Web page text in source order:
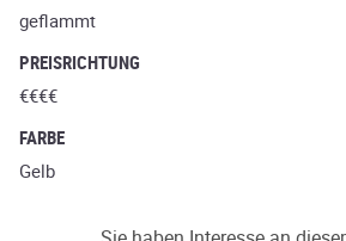
geflammt
PREISRICHTUNG
€€€€
FARBE
Gelb